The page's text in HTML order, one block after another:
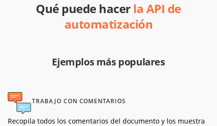
Qué puede hacerla API de
automatización
Ejemplos más populares
TRABAJO CON COMENTARIOS
Recopila todos los comentarios del documento y los muestra